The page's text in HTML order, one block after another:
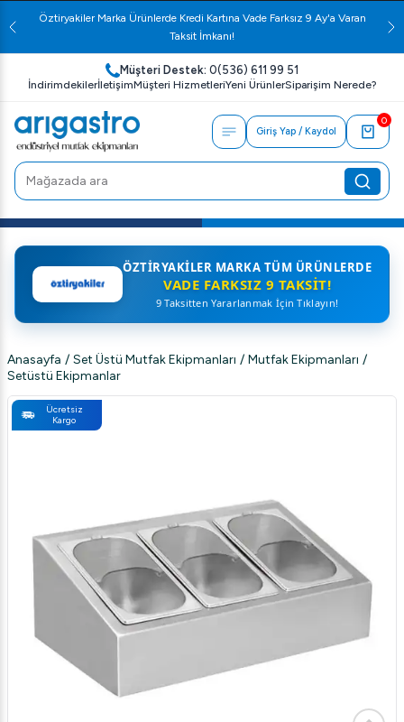
Öztiryakiler Marka Ürünlerde Kredi Kartına Vade Farksız 9 Ay'a Varan
Taksit İmkanı!
Müşteri Destek: 0(536) 611 99 51
İndirimdekilerİletişimMüşteri HizmetleriYeni ÜrünlerSiparişim Nerede?
Giriş Yap / Kaydol
0
ÖZTIRYAKILER MARKA TÜM ÜRÜNLERDE
VADE FARKSIZ 9 TAKSIT!
9 Taksitten Yararlanmak İçin Tıklayın!
Anasayfa / Set Üstü Mutfak Ekipmanları / Mutfak Ekipmanları /
Setüstü Ekipmanlar
Ücretsiz
Kargo